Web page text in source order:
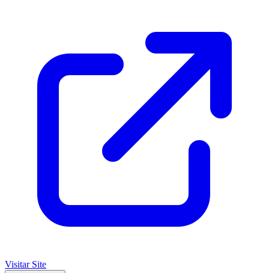
Visitar Site